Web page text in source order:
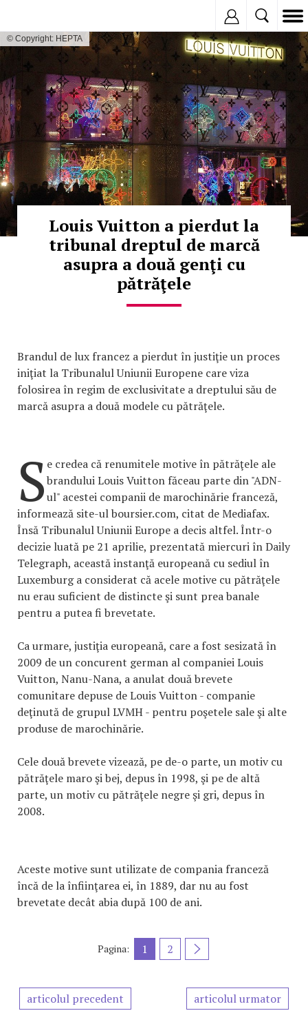
© Copyright: HEPTA
Louis Vuitton a pierdut la
tribunal dreptul de marcă
asupra a două genţi cu
pătrăţele
Brandul de lux francez a pierdut în justiţie un proces
iniţiat la Tribunalul Uniunii Europene care viza
folosirea în regim de exclusivitate a dreptului său de
marcă asupra a două modele cu pătrăţele.
S e credea că renumitele motive în pătrăţele ale
brandului Louis Vuitton făceau parte din "ADN-
ul" acestei companii de marochinărie franceză,
informează site-ul boursier.com, citat de Mediafax.
Însă Tribunalul Uniunii Europe a decis altfel. Într-o
decizie luată pe 21 aprilie, prezentată miercuri în Daily
Telegraph, această instanţă europeană cu sediul în
Luxemburg a considerat că acele motive cu pătrăţele
nu erau suficient de distincte şi sunt prea banale
pentru a putea fi brevetate.
Ca urmare, justiţia europeană, care a fost sesizată în
2009 de un concurent german al companiei Louis
Vuitton, Nanu-Nana, a anulat două brevete
comunitare depuse de Louis Vuitton - companie
deţinută de grupul LVMH - pentru poşetele sale şi alte
produse de marochinărie.
Cele două brevete vizează, pe de-o parte, un motiv cu
pătrăţele maro şi bej, depus în 1998, şi pe de altă
parte, un motiv cu pătrăţele negre şi gri, depus în
2008.
Aceste motive sunt utilizate de compania franceză
încă de la înfiinţarea ei, în 1889, dar nu au fost
brevetate decât abia după 100 de ani.
Pagina: 1 2
articolul precedent articolul urmator